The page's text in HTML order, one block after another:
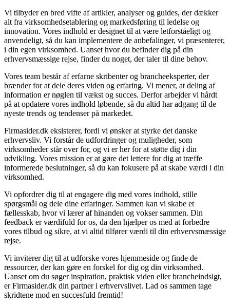
Vi tilbyder en bred vifte af artikler, analyser og guides, der dækker
alt fra virksomhedsetablering og markedsføring til ledelse og
innovation. Vores indhold er designet til at være letforståeligt og
anvendeligt, så du kan implementere de anbefalinger, vi præsenterer,
i din egen virksomhed. Uanset hvor du befinder dig på din
erhvervsmæssige rejse, finder du noget, der taler til dine behov.
Vores team består af erfarne skribenter og brancheeksperter, der
brænder for at dele deres viden og erfaring. Vi mener, at deling af
information er nøglen til vækst og succes. Derfor arbejder vi hårdt
på at opdatere vores indhold løbende, så du altid har adgang til de
nyeste trends og tendenser på markedet.
Firmasider.dk eksisterer, fordi vi ønsker at styrke det danske
erhvervsliv. Vi forstår de udfordringer og muligheder, som
virksomheder står over for, og vi er her for at støtte dig i din
udvikling. Vores mission er at gøre det lettere for dig at træffe
informerede beslutninger, så du kan fokusere på at skabe værdi i din
virksomhed.
Vi opfordrer dig til at engagere dig med vores indhold, stille
spørgsmål og dele dine erfaringer. Sammen kan vi skabe et
fællesskab, hvor vi lærer af hinanden og vokser sammen. Din
feedback er værdifuld for os, da den hjælper os med at forbedre
vores tilbud og sikre, at vi altid tilfører værdi til din erhvervsmæssige
rejse.
Vi inviterer dig til at udforske vores hjemmeside og finde de
ressourcer, der kan gøre en forskel for dig og din virksomhed.
Uanset om du søger inspiration, praktisk viden eller brancheindsigt,
er Firmasider.dk din partner i erhvervslivet. Lad os sammen tage
skridtene mod en succesfuld fremtid!